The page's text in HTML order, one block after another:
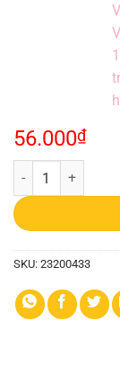
56.000₫
Kem Victory Hoa
SKU: 23200433